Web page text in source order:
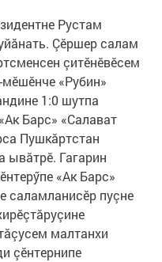
Рустам
Çӗршер салам
çитӗнӗвӗсем
«Рубин»
1:0 шутпа
Барс» «Салават
Пушкăртстан
ывăтрӗ. Гагарин
«Ак Барс»
саламланисӗр пуçне
малтанхи
çӗнтернипе